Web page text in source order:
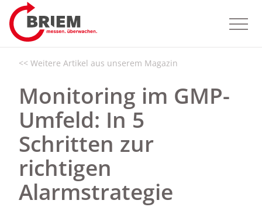
<< Weitere Artikel aus unserem Magazin
Monitoring im GMP-
Umfeld: In 5
Schritten zur
richtigen
Alarmstrategie